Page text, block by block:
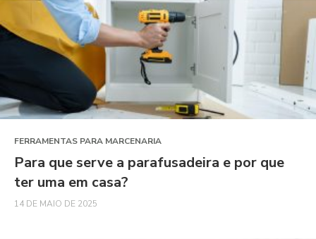
FERRAMENTAS PARA MARCENARIA
Para que serve a parafusadeira e por que
ter uma em casa?
14 DE MAIO DE 2025